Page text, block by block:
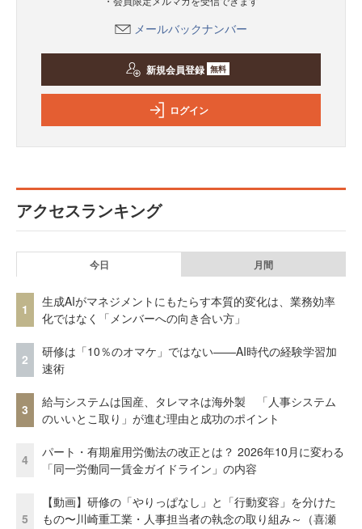
メールバックナンバー
新規会員登録 無料
ログイン
アクセスランキング
今日 月間
1
生成AIがマネジメントにもたらす本質的変化は、業務効率
化ではなく「メンバーへの向き合い方」
2
研修は「10％のオマケ」ではない——AI時代の経験学習加
速術
3
給与システムは国産、タレマネは海外製 「人事システム
のいいとこ取り」が進む理由と成功のポイント
4
パート・有期雇用労働法の改正とは？ 2026年10月に変わる
「同一労働同一賃金ガイドライン」の内容
5
【動画】研修の「やりっぱなし」と「行動変容」を分けた
もの〜川崎重工業・人事担当者の執念の取り組み～（喜瀬